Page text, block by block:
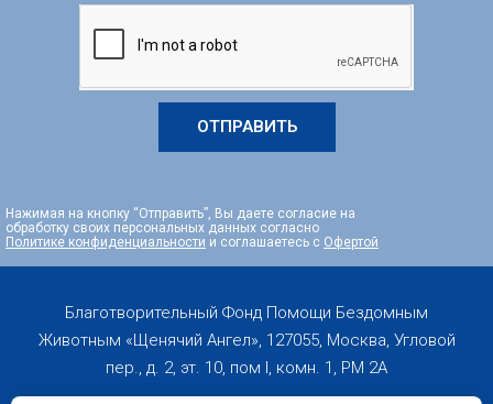
ОТПРАВИТЬ
Нажимая на кнопку “Отправить”, Вы даете согласие на
обработку своих персональных данных согласно
Политике конфиденциальности и соглашаетесь с Офертой
Благотворительный Фонд Помощи Бездомным
Животным «Щенячий Ангел», 127055, Москва, Угловой
пер., д. 2, эт. 10, пом I, комн. 1, PM 2А